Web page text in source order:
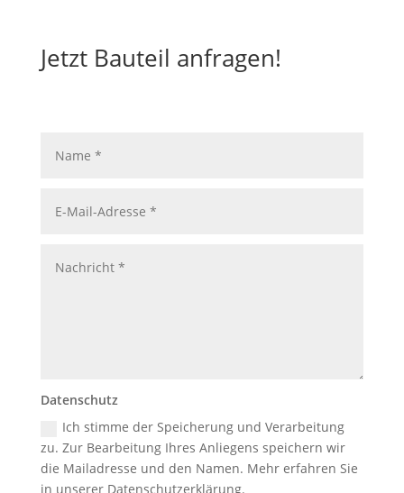
Jetzt Bauteil anfragen!
Datenschutz
Ich stimme der Speicherung und Verarbeitung
zu. Zur Bearbeitung Ihres Anliegens speichern wir
die Mailadresse und den Namen. Mehr erfahren Sie
in unserer Datenschutzerklärung.